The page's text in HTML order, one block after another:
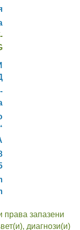
права запазени
диагнози(и)